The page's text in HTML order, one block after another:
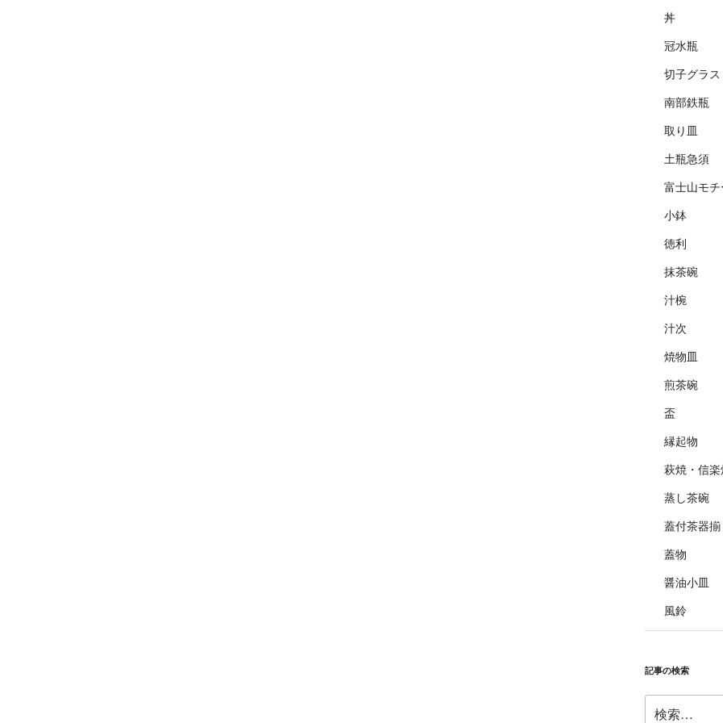
丼
冠水瓶
切子グラス
南部鉄瓶
取り皿
土瓶急須
富士山モチ
小鉢
徳利
抹茶碗
汁椀
汁次
焼物皿
煎茶碗
盃
縁起物
萩焼・信
蒸し茶碗
蓋付茶器揃
蓋物
醤油小皿
風鈴
記事の検索